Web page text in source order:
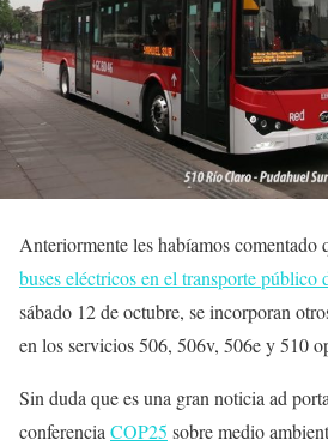
Anteriormente les habíamos comentado
buses eléctricos en el transporte público
sábado 12 de octubre, se incorporan
en los servicios 506, 506v, 506e y 510
Sin duda que es una gran noticia ad
conferencia COP25 sobre medio